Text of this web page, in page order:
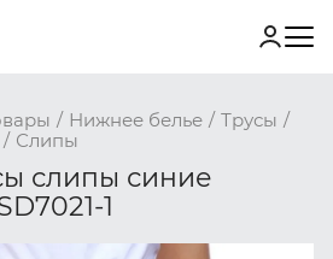
/ Нижнее белье / Трусы /
/ Слипы
слипы синие
1